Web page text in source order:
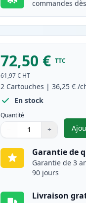
commandes
72,50 € TTC
61,97 € HT
2 Cartouches |36,25 € /
En stock
Quantité
Quantité
Utilisez les boutons pour
− +
Quantité
Garantie de
Garantie de 3
90 jours
Livraison